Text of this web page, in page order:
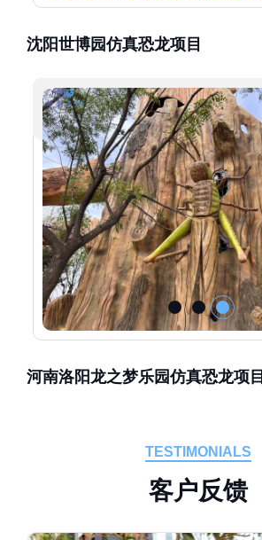
沈阳世博园仿真恐龙项目
河南洛阳龙之梦乐园仿真恐龙项目
TESTIMONIALS
客户反馈